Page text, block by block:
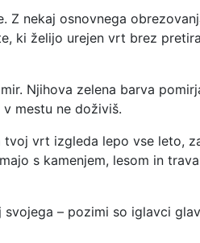
Z nekaj osnovnega
ki želijo urejen vrt brez
Njihova zelena barva
mestu ne doživiš.
tvoj vrt izgleda lepo vse leto,
s kamenjem, lesom in
– pozimi so iglavci